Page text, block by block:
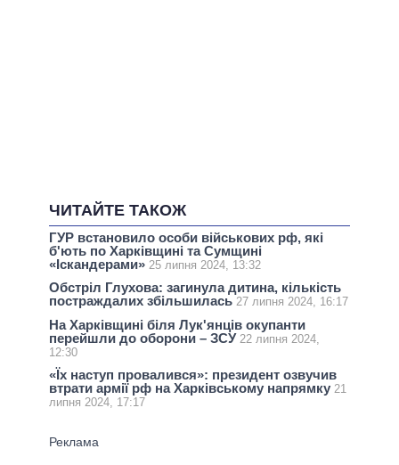
ЧИТАЙТЕ ТАКОЖ
ГУР встановило особи військових рф, які
б'ють по Харківщині та Сумщині
«Іскандерами» 25 липня 2024, 13:32
Обстріл Глухова: загинула дитина, кількість
постраждалих збільшилась 27 липня 2024, 16:17
На Харківщині біля Лук'янців окупанти
перейшли до оборони – ЗСУ 22 липня 2024,
12:30
«Їх наступ провалився»: президент озвучив
втрати армії рф на Харківському напрямку 21
липня 2024, 17:17